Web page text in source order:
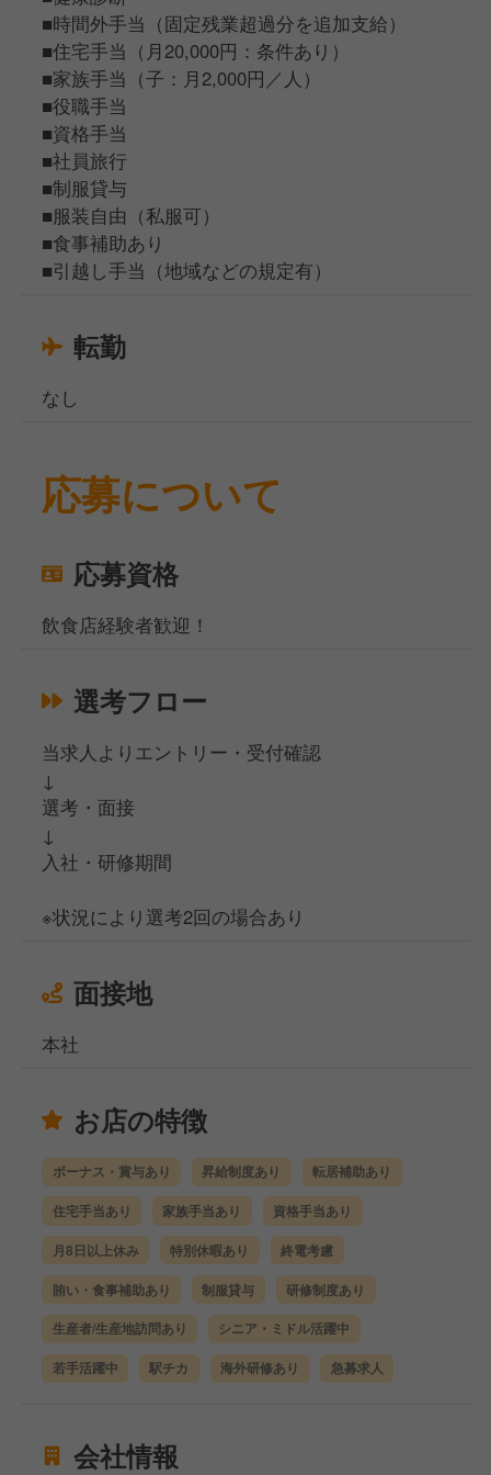
■時間外手当（固定残業超過分を追加支給）
■住宅手当（月20,000円：条件あり）
■家族手当（子：月2,000円／人）
■役職手当
■資格手当
■社員旅行
■制服貸与
■服装自由（私服可）
■食事補助あり
■引越し手当（地域などの規定有）
転勤
なし
応募について
応募資格
飲食店経験者歓迎！
選考フロー
当求人よりエントリー・受付確認
↓
選考・面接
↓
入社・研修期間
※状況により選考2回の場合あり
面接地
本社
お店の特徴
ボーナス・賞与あり 昇給制度あり 転居補助あり
住宅手当あり 家族手当あり 資格手当あり
月8日以上休み 特別休暇あり 終電考慮
賄い・食事補助あり 制服貸与 研修制度あり
生産者/生産地訪問あり シニア・ミドル活躍中
若手活躍中 駅チカ 海外研修あり 急募求人
会社情報